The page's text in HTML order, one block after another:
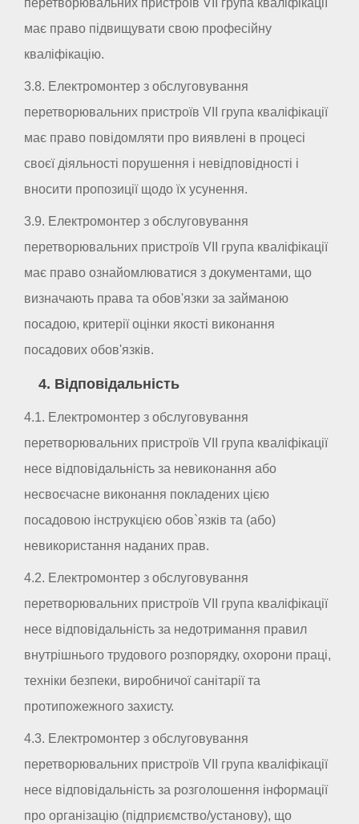
перетворювальних пристроїв VII група кваліфікації
має право підвищувати свою професійну
кваліфікацію.
3.8. Електромонтер з обслуговування
перетворювальних пристроїв VII група кваліфікації
має право повідомляти про виявлені в процесі
своєї діяльності порушення і невідповідності і
вносити пропозиції щодо їх усунення.
3.9. Електромонтер з обслуговування
перетворювальних пристроїв VII група кваліфікації
має право ознайомлюватися з документами, що
визначають права та обов'язки за займаною
посадою, критерії оцінки якості виконання
посадових обов'язків.
4. Відповідальність
4.1. Електромонтер з обслуговування
перетворювальних пристроїв VII група кваліфікації
несе відповідальність за невиконання або
несвоєчасне виконання покладених цією
посадовою інструкцією обов`язків та (або)
невикористання наданих прав.
4.2. Електромонтер з обслуговування
перетворювальних пристроїв VII група кваліфікації
несе відповідальність за недотримання правил
внутрішнього трудового розпорядку, охорони праці,
техніки безпеки, виробничої санітарії та
протипожежного захисту.
4.3. Електромонтер з обслуговування
перетворювальних пристроїв VII група кваліфікації
несе відповідальність за розголошення інформації
про організацію (підприємство/установу), що